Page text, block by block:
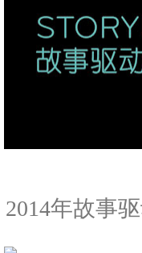
2014年故事